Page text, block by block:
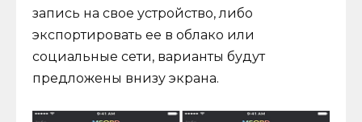
запись на свое устройство, либо
экспортировать ее в облако или
социальные сети, варианты будут
предложены внизу экрана.